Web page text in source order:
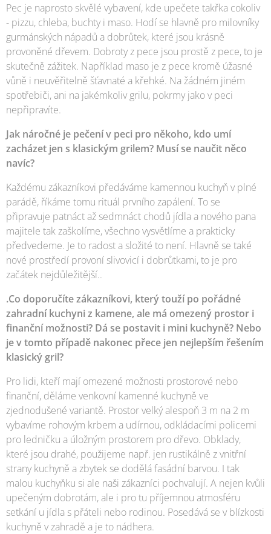
Pec je naprosto skvělé vybavení, kde upečete takřka cokoliv
- pizzu, chleba, buchty i maso. Hodí se hlavně pro milovníky
gurmánských nápadů a dobrůtek, které jsou krásně
provoněné dřevem. Dobroty z pece jsou prostě z pece, to je
skutečně zážitek. Například maso je z pece kromě úžasné
vůně i neuvěřitelně šťavnaté a křehké. Na žádném jiném
spotřebiči, ani na jakémkoliv grilu, pokrmy jako v peci
nepřipravíte.
Jak náročné je pečení v peci pro někoho, kdo umí
zacházet jen s klasickým grilem? Musí se naučit něco
navíc?
Každému zákazníkovi předáváme kamennou kuchyň v plné
parádě, říkáme tomu rituál prvního zapálení. To se
připravuje patnáct až sedmnáct chodů jídla a nového pana
majitele tak zaškolíme, všechno vysvětlíme a prakticky
předvedeme. Je to radost a složité to není. Hlavně se také
nové prostředí provoní slivovicí i dobrůtkami, to je pro
začátek nejdůležitější..
.Co doporučíte zákazníkovi, který touží po pořádné
zahradní kuchyni z kamene, ale má omezený prostor i
finanční možnosti? Dá se postavit i mini kuchyně? Nebo
je v tomto případě nakonec přece jen nejlepším řešením
klasický gril?
Pro lidi, kteří mají omezené možnosti prostorové nebo
finanční, děláme venkovní kamenné kuchyně ve
zjednodušené variantě. Prostor velký alespoň 3 m na 2 m
vybavíme rohovým krbem a udírnou, odkládacími policemi
pro ledničku a úložným prostorem pro dřevo. Obklady,
které jsou drahé, použijeme např. jen rustikálně z vnitřní
strany kuchyně a zbytek se dodělá fasádní barvou. I tak
malou kuchyňku si ale naši zákazníci pochvalují. A nejen kvůli
upečeným dobrotám, ale i pro tu příjemnou atmosféru
setkání u jídla s přáteli nebo rodinou. Posedává se v blízkosti
kuchyně v zahradě a je to nádhera.